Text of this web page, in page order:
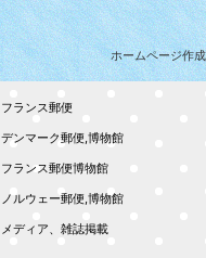
ホームページ作
フランス郵便
デンマーク郵便,博物館
フランス郵便博物館
ノルウェー郵便,博物館
メディア、雑誌掲載